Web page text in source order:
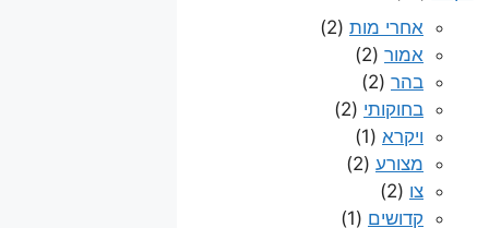
אחרי מות (2)
אמור (2)
בהר (2)
בחוקותי (2)
ויקרא (1)
מצורע (2)
צו (2)
קדושים (1)